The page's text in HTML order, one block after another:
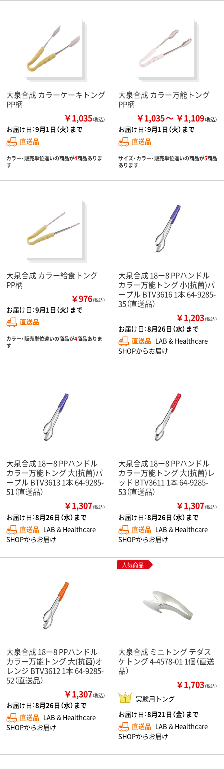
大泉合成 カラーケーキトング
PP柄
￥1,035（税込）
お届け日：9月1日（火）まで
直送品
カラー・販売単位違いの商品が4商品ありま
す
大泉合成 カラー万能トング
PP柄
￥1,035 ￥1,109
お届け日：9月1日（火）まで
直送品
サイズ・カラー・販売単位違いの商品が5商品
あります
大泉合成 カラー給食トング
PP柄
￥976（税込）
お届け日：9月1日（火）まで
直送品
カラー・販売単位違いの商品が4商品ありま
す
大泉合成 18ー8 PPハンドル
カラー万能トング 小(抗菌)パ
ープル BTV3616 1本 64-9285-
35（直送品）
￥1,203（税込）
お届け日：8月26日（水）まで
直送品 LAB & Healthcare
SHOPからお届け
大泉合成 18ー8 PPハンドル
カラー万能トング 大(抗菌)パ
ープル BTV3613 1本 64-9285-
51（直送品）
￥1,307（税込）
お届け日：8月26日（水）まで
直送品 LAB & Healthcare
SHOPからお届け
大泉合成 18ー8 PPハンドル
カラー万能トング 大(抗菌)レ
ッド BTV3611 1本 64-9285-
53（直送品）
￥1,307（税込）
お届け日：8月26日（水）まで
直送品 LAB & Healthcare
SHOPからお届け
大泉合成 18ー8 PPハンドル
カラー万能トング 大(抗菌)オ
レンジ BTV3612 1本 64-9285-
52（直送品）
￥1,307（税込）
お届け日：8月26日（水）まで
直送品 LAB & Healthcare
SHOPからお届け
人気商品
大泉合成 ミニトング テダス
ケトング 4-4578-01 1個（直送
品）
￥1,703（税込）
実験用トング
お届け日：8月21日（金）まで
直送品 LAB & Healthcare
SHOPからお届け